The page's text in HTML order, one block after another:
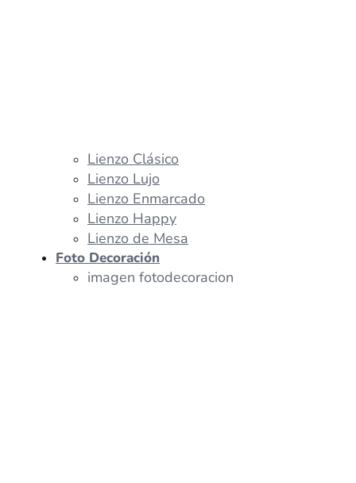
Lienzo Clásico
Lienzo Lujo
Lienzo Enmarcado
Lienzo Happy
Lienzo de Mesa
Foto Decoración
imagen fotodecoracion